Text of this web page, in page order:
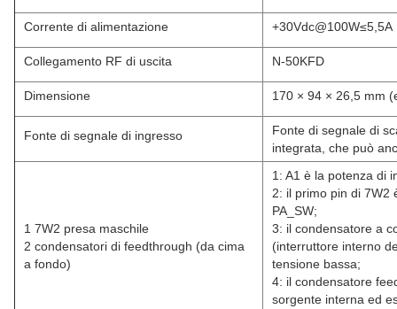
Corrente di alimentazione +30Vdc@100W≤5,5A
Collegamento RF di uscita N-50KFD
Dimensione 170 × 94 × 26,5 mm
Fonte di segnale di ingresso
Fonte di segnale di
integrata, che può
1 7W2 presa maschile
2 condensatori di feedthrough (da cima
a fondo)
1: A1 è la potenza di
2: il primo pin di 7W2
PA_SW;
3: il condensatore a
(interruttore interno
tensione bassa;
4: il condensatore
sorgente interna ed